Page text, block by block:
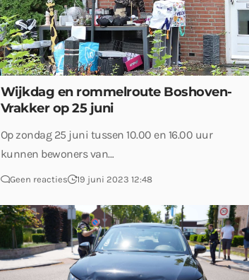
Wijkdag en rommelroute Boshoven-
Vrakker op 25 juni
Op zondag 25 juni tussen 10.00 en 16.00 uur
kunnen bewoners van…
Geen reacties 19 juni 2023 12:48